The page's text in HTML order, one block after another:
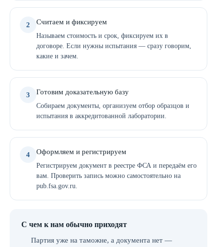
2 Считаем и фиксируем
Называем стоимость и срок, фиксируем их в
договоре. Если нужны испытания — сразу говорим,
какие и зачем.
3 Готовим доказательную базу
Собираем документы, организуем отбор образцов и
испытания в аккредитованной лаборатории.
4 Оформляем и регистрируем
Регистрируем документ в реестре ФСА и передаём его
вам. Проверить запись можно самостоятельно на
pub.fsa.gov.ru.
С чем к нам обычно приходят
Партия уже на таможне, а документа нет —